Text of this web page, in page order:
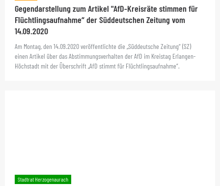
Gegendarstellung zum Artikel "AfD-Kreisräte stimmen für
Flüchtlingsaufnahme“ der Süddeutschen Zeitung vom
14.09.2020
Am Montag, den 14.09.2020 veröffentlichte die „Süddeutsche Zeitung“ (SZ)
einen Artikel über das Abstimmungsverhalten der AfD im Kreistag Erlangen-
Höchstadt mit der Überschrift „AfD stimmt für Flüchtlingsaufnahme“.
Stadtrat Herzogenaurach